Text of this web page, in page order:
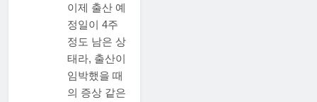
이제 출산 예
정일이 4주
정도 남은 상
태라, 출산이
임박했을 때
의 증상 같은